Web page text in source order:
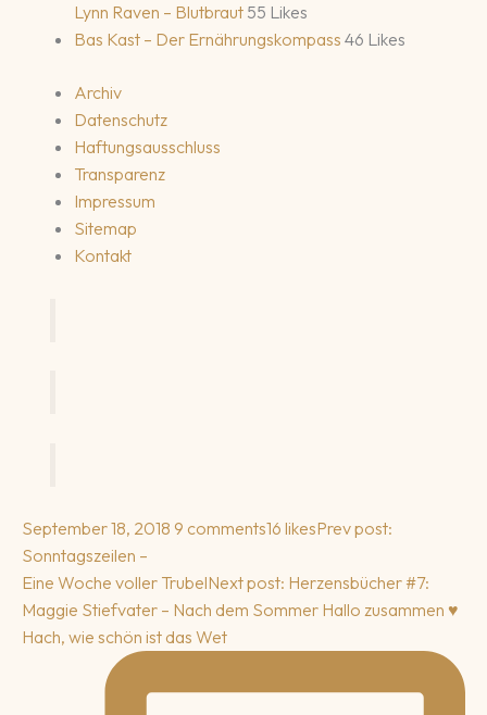
Lynn Raven – Blutbraut 55 Likes
Bas Kast – Der Ernährungskompass 46 Likes
Archiv
Datenschutz
Haftungsausschluss
Transparenz
Impressum
Sitemap
Kontakt
September 18, 2018 9 comments16 likesPrev post:
Sonntagszeilen –
Eine Woche voller TrubelNext post: Herzensbücher #7:
Maggie Stiefvater – Nach dem Sommer Hallo zusammen ♥️
Hach, wie schön ist das Wet